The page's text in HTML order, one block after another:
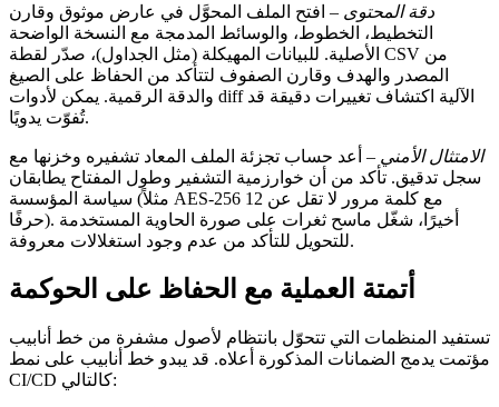
دقة المحتوى – افتح الملف المحوَّل في عارض موثوق وقارن
التخطيط، الخطوط، والوسائط المدمجة مع النسخة الواضحة
الأصلية. للبيانات المهيكلة (مثل الجداول)، صدّر لقطة CSV من
المصدر والهدف وقارن الصفوف لتتأكد من الحفاظ على الصيغ
والدقة الرقمية. يمكن لأدوات diff الآلية اكتشاف تغييرات دقيقة قد
تُفوّت يدويًا.
الامتثال الأمني – أعد حساب تجزئة الملف المعاد تشفيره وخزنها مع
سجل تدقيق. تأكد من أن خوارزمية التشفير وطول المفتاح يطابقان
سياسة المؤسسة (مثلاً AES‑256 مع كلمة مرور لا تقل عن 12
حرفًا). أخيرًا، شغّل ماسح ثغرات على صورة الحاوية المستخدمة
للتحويل للتأكد من عدم وجود استغلالات معروفة.
أتمتة العملية مع الحفاظ على الحوكمة
تستفيد المنظمات التي تتحوّل بانتظام لأصول مشفرة من خط أنابيب
مؤتمت يدمج الضمانات المذكورة أعلاه. قد يبدو خط أنابيب على نمط
CI/CD كالتالي: